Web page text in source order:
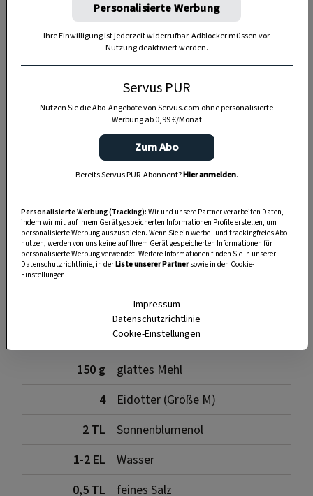
SPEICHERN DRUCKEN
Für den Nudelteig
150 g
glattes Mehl
4
Eidotter (Größe M)
2 TL
Sonnenblumenöl
1-2 EL
Wasser
0,5 TL
feines Salz
Personalisierte Werbung
Ihre Einwilligung ist jederzeit widerrufbar. Adblocker müssen vor
Nutzung deaktiviert werden.
Servus PUR
Nutzen Sie die Abo-Angebote von Servus.com ohne personalisierte
Werbung ab 0,99 €/Monat
Zum Abo
Bereits Servus PUR-Abonnent?Hier anmelden.
Personalisierte Werbung (Tracking): Wir und unsere Partner verarbeiten Daten,
indem wir mit auf Ihrem Gerät gespeicherten Informationen Profile erstellen, um
personalisierte Werbung auszuspielen. Wenn Sie ein werbe– und trackingfreies Abo
nutzen, werden von uns keine auf Ihrem Gerät gespeicherten Informationen für
personalisierte Werbung verwendet. Weitere Informationen finden Sie in unserer
Datenschutzrichtlinie, in derListe unserer Partnersowie in den Cookie-
Einstellungen.
Impressum
Datenschutzrichtlinie
Cookie-Einstellungen